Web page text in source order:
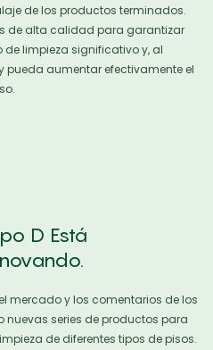
de los productos terminados.
de alta calidad para garantizar
limpieza significativo y, al
pueda aumentar efectivamente el
D Está
mercado y los comentarios de los
series de productos para
de diferentes tipos de pisos.